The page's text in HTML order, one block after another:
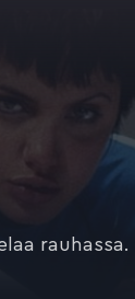
rauhassa.